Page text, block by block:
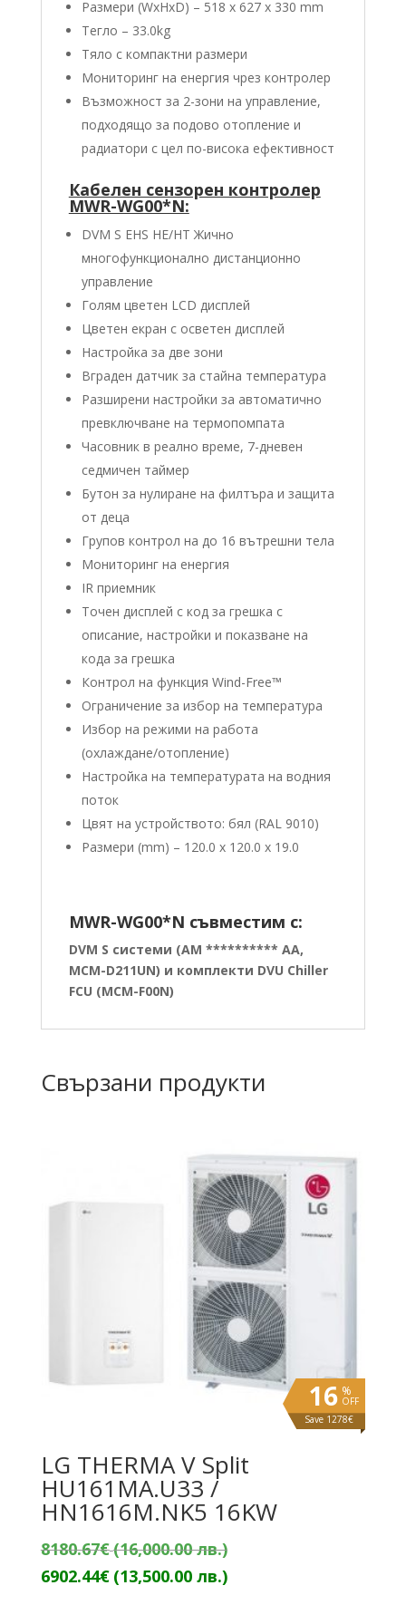
Размери (WxHxD) – 518 x 627 x 330 mm
Тегло – 33.0kg
Тяло с компактни размери
Мониторинг на енергия чрез контролер
Възможност за 2-зони на управление,
подходящо за подово отопление и
радиатори с цел по-висока ефективност
Кабелен сензорен контролер
MWR-WG00*N:
DVM S EHS HE/HT Жично
многофункционално дистанционно
управление
Голям цветен LCD дисплей
Цветен екран с oсветен дисплей
Настройка за две зони
Вграден датчик за стайна температура
Разширени настройки за автоматично
превключване на термопомпата
Часовник в реално време, 7-дневен
седмичен таймер
Бутон за нулиране на филтъра и защита
от деца
Групов контрол на до 16 вътрешни тела
Мониторинг на енергия
IR приемник
Точен дисплей с код за грешка с
описание, настройки и показване на
кода за грешка
Контрол на функция Wind-Free™
Ограничение за избор на температура
Избор на режими на работа
(охлаждане/отопление)
Настройка на температурата на водния
поток
Цвят на устройството: бял (RAL 9010)
Размери (mm) – 120.0 х 120.0 х 19.0
MWR-WG00*N съвместим с:
DVM S системи (AM ********** AA,
MCM-D211UN) и комплекти DVU Chiller
FCU (MCM-F00N)
Свързани продукти
%
OFF
16
Save 1278€
LG THERMA V Split
HU161MA.U33 /
HN1616M.NK5 16KW
8180.67€(16,000.00 лв.)Original
price
6902.44€ (13,500.00 лв.)Текущата